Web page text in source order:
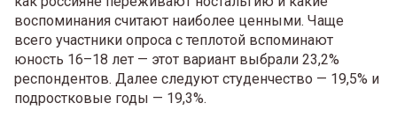
воспоминания считают наиболее ценными. Чаще
всего участники опроса с теплотой вспоминают
юность 16–18 лет — этот вариант выбрали 23,2%
респондентов. Далее следуют студенчество — 19,5% и
подростковые годы — 19,3%.